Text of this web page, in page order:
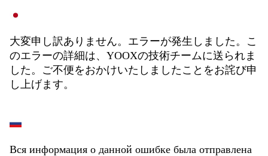
大変申し訳ありません。エラーが発生しました。こ
のエラーの詳細は、YOOXの技術チームに送られま
した。ご不便をおかけいたしましたことをお詫び申
し上げます。
Вся информация о данной ошибке была отправлена